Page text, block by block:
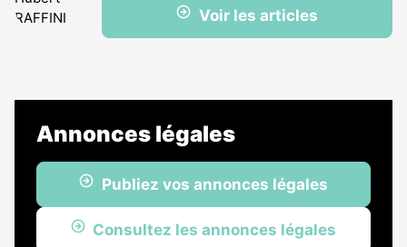
Voir les articles
Annonces légales
Publiez vos annonces légales
Consultez les annonces légales